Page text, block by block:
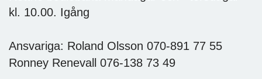
kl. 10.00. Igång
Ansvariga: Roland Olsson 070-891 77 55
Ronney Renevall 076-138 73 49